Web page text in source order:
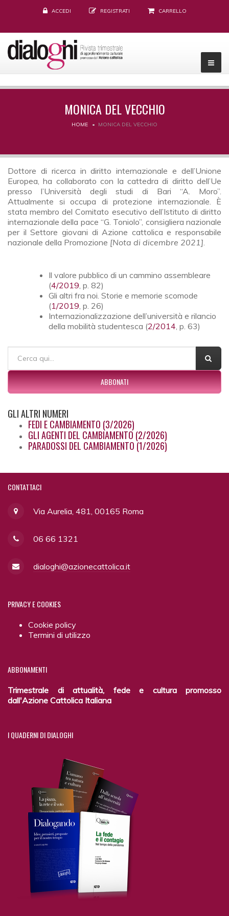
ACCEDI REGISTRATI CARRELLO
MONICA DEL VECCHIO
HOME MONICA DEL VECCHIO
Dottore di ricerca in diritto internazionale e dell’Unione
Europea, ha collaborato con la cattedra di diritto dell’Ue
presso l’Università degli studi di Bari “A. Moro”.
Attualmente si occupa di protezione internazionale. È
stata membro del Comitato esecutivo dell’Istituto di diritto
internazionale della pace “G. Toniolo”, consigliera nazionale
per il Settore giovani di Azione cattolica e responsabile
nazionale della Promozione [Nota di dicembre 2021].
Il valore pubblico di un cammino assembleare
(4/2019, p. 82)
Gli altri fra noi. Storie e memorie scomode
(1/2019, p. 26)
Internazionalizzazione dell’università e rilancio
della mobilità studentesca (2/2014, p. 63)
FORM DI RICERCA
ABBONATI
GLIALTRI NUMERI
FEDI E CAMBIAMENTO (3/2026)
GLI AGENTI DEL CAMBIAMENTO (2/2026)
PARADOSSI DEL CAMBIAMENTO (1/2026)
CONTATTACI
Via Aurelia, 481, 00165 Roma
06 66 1321
dialoghi@azionecattolica.it
PRIVACYE COOKIES
Cookie policy
Termini di utilizzo
ABBONAMENTI
Trimestrale di attualità, fede e cultura promosso
dall'Azione Cattolica Italiana
IQUADERNI DI DIALOGHI